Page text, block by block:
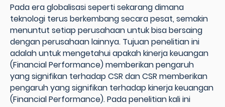
Pada era globalisasi seperti sekarang dimana
teknologi terus berkembang secara pesat, semakin
menuntut setiap perusahaan untuk bisa bersaing
dengan perusahaan lainnya. Tujuan penelitian ini
adalah untuk mengetahui apakah kinerja keuangan
(Financial Performance) memberikan pengaruh
yang signifikan terhadap CSR dan CSR memberikan
pengaruh yang signifikan terhadap kinerja keuangan
(Financial Performance). Pada penelitian kali ini